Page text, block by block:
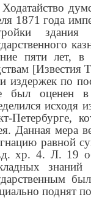
Ходатайство
1871 года
пяти лет,
издержек по
был оценен в
исходя
Петербурге,
Данная мера
равной
хр. 4. Л. 19
поднят